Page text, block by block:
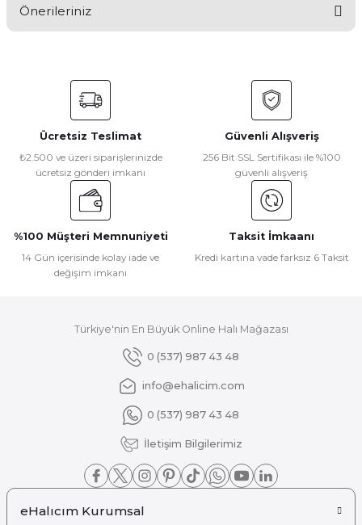
Yorum Yaz
Önerileriniz
konularda yetersiz gördüğünüz noktaları öneri formunu
kullanarak tarafımıza iletebilirsiniz.
Görüş ve önerileriniz için teşekkür ederiz.
Ürün resmi kalitesiz, bozuk veya görüntülenemiyor.
Ürün açıklamasında eksik bilgiler bulunuyor.
Ürün bilgilerinde hatalar bulunuyor.
Ürün fiyatı diğer sitelerden daha pahalı.
Gönder
Ücretsiz Teslimat
₺2.500 ve üzeri siparişlerinizde
ücretsiz gönderi imkanı
Güvenli Alışveriş
256 Bit SSL Sertifikası ile %100
güvenli alışveriş
%100 Müşteri Memnuniyeti
14 Gün içerisinde kolay iade ve
değişim imkanı
Taksit İmkaanı
Kredi kartına vade farksız 6 Taksit
Türkiye'nin En Büyük Online Halı Mağazası
0 (537) 987 43 48
info@ehalicim.com
0 (537) 987 43 48
İletişim Bilgilerimiz
eHalıcım Kurumsal